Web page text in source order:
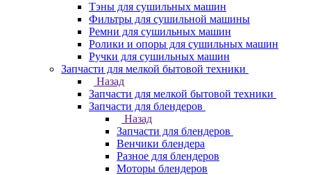
Тэны для сушильных машин
Фильтры для сушильной машины
Ремни для сушильных машин
Ролики и опоры для сушильных машин
Ручки для сушильных машин
Запчасти для мелкой бытовой техники
Назад
Запчасти для мелкой бытовой техники
Запчасти для блендеров
Назад
Запчасти для блендеров
Венчики блендера
Разное для блендеров
Моторы блендеров